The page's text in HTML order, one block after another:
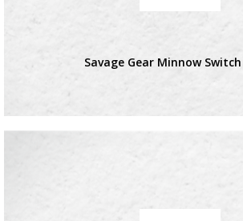
Savage Gear Minnow